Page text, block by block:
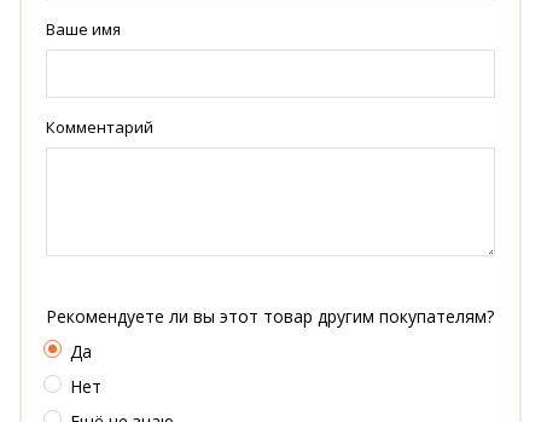
Ваше имя
Комментарий
Рекомендуете ли вы этот товар другим покупателям?
Да
Нет